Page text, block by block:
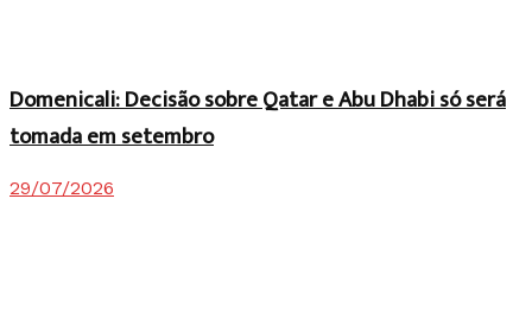
Domenicali: Decisão sobre Qatar e Abu Dhabi só será
tomada em setembro
29/07/2026